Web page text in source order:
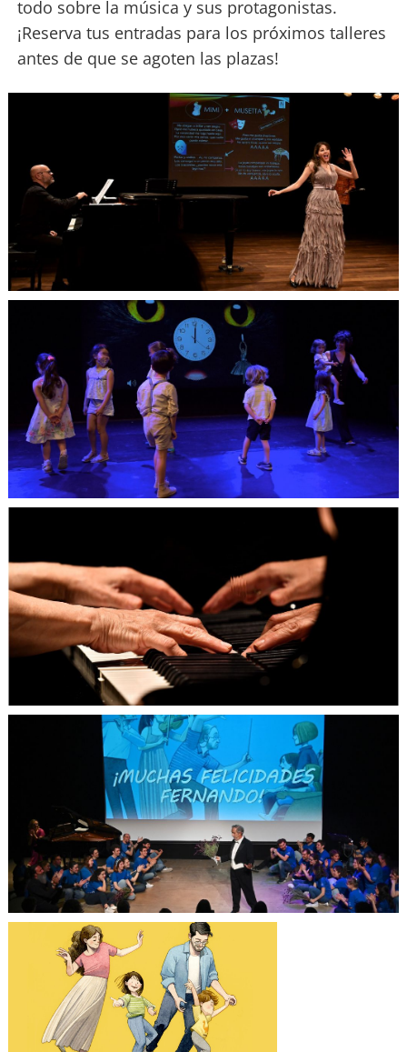
todo sobre la música y sus protagonistas.
¡Reserva tus entradas para los próximos talleres
antes de que se agoten las plazas!